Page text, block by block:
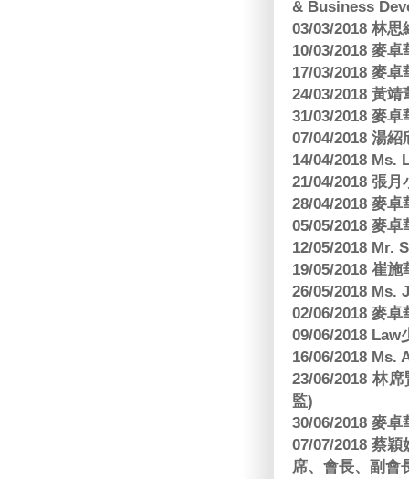
& Business
03/03/2018 林
10/03/2018 麥
17/03/2018 麥
24/03/2018 黃
31/03/2018 麥
07/04/2018 湯
14/04/2018
21/04/2018 張
28/04/2018 麥
05/05/2018 麥
12/05/2018 Mr.
19/05/2018 崔
26/05/2018 Ms.
02/06/2018 麥
09/06/2018 Law
16/06/2018 Ms.
23/06/2018 林
監)
30/06/2018 麥
07/07/2018 蔡
席、會長、副會